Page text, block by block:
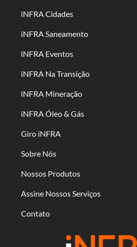
iNFRA Cidades
iNFRA Saneamento
iNFRA Eventos
iNFRA Na Transição
iNFRA Mineração
iNFRA Óleo & Gás
Giro iNFRA
Sobre Nós
Nossos Produtos
Assine Nossos Serviços
Contato